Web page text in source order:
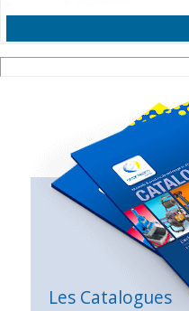
Les Catalogues